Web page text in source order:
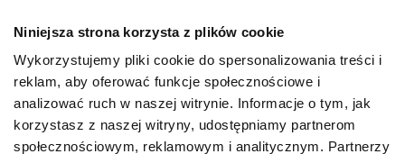
Niniejsza strona korzysta z plików cookie
Wykorzystujemy pliki cookie do spersonalizowania treści i
reklam, aby oferować funkcje społecznościowe i
analizować ruch w naszej witrynie. Informacje o tym, jak
korzystasz z naszej witryny, udostępniamy partnerom
społecznościowym, reklamowym i analitycznym. Partnerzy
centymetrów. W przypadku owej ucieczki większe jest
schwytania uciekiniera psiego niż kociego.
Duża różnica pomiędzy opieką nad psem i kotem
istnieje również w relacji na linii zwierzę – opiekun oraz